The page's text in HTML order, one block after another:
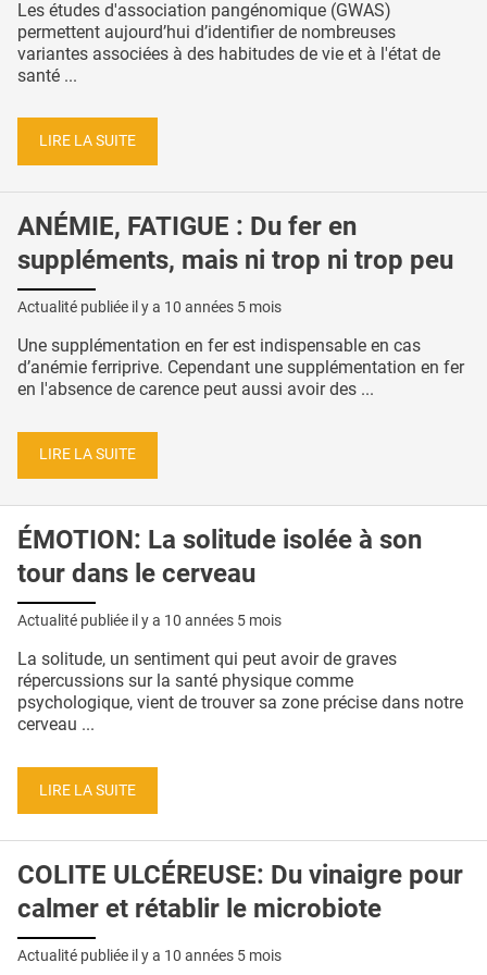
Les études d'association pangénomique (GWAS)
permettent aujourd’hui d’identifier de nombreuses
variantes associées à des habitudes de vie et à l'état de
santé ...
LIRE LA SUITE
ANÉMIE, FATIGUE : Du fer en
suppléments, mais ni trop ni trop peu
Actualité publiée il y a 10 années 5 mois
Une supplémentation en fer est indispensable en cas
d’anémie ferriprive. Cependant une supplémentation en fer
en l'absence de carence peut aussi avoir des ...
LIRE LA SUITE
ÉMOTION: La solitude isolée à son
tour dans le cerveau
Actualité publiée il y a 10 années 5 mois
La solitude, un sentiment qui peut avoir de graves
répercussions sur la santé physique comme
psychologique, vient de trouver sa zone précise dans notre
cerveau ...
LIRE LA SUITE
COLITE ULCÉREUSE: Du vinaigre pour
calmer et rétablir le microbiote
Actualité publiée il y a 10 années 5 mois